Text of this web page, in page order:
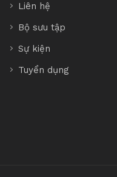
Liên hệ
Bộ sưu tập
Sự kiện
Tuyển dụng